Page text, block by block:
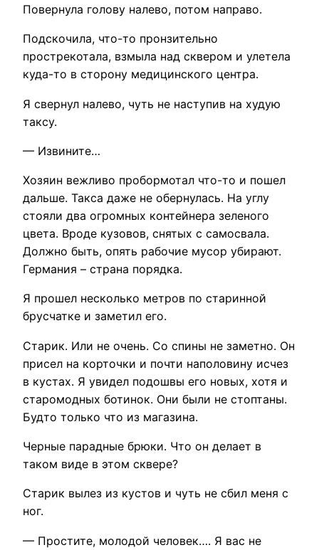
Повернула голову налево, потом направо.
Подскочила, что-то пронзительно
прострекотала, взмыла над сквером и улетела
куда-то в сторону медицинского центра.
Я свернул налево, чуть не наступив на худую
таксу.
— Извините…
Хозяин вежливо пробормотал что-то и пошел
дальше. Такса даже не обернулась. На углу
стояли два огромных контейнера зеленого
цвета. Вроде кузовов, снятых с самосвала.
Должно быть, опять рабочие мусор убирают.
Германия – страна порядка.
Я прошел несколько метров по старинной
брусчатке и заметил его.
Старик. Или не очень. Со спины не заметно. Он
присел на корточки и почти наполовину исчез
в кустах. Я увидел подошвы его новых, хотя и
старомодных ботинок. Они были не стоптаны.
Будто только что из магазина.
Черные парадные брюки. Что он делает в
таком виде в этом сквере?
Старик вылез из кустов и чуть не сбил меня с
ног.
— Простите, молодой человек…. Я вас не